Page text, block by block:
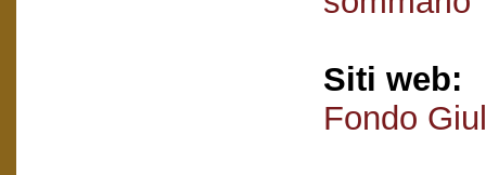
Siti web:
Fondo